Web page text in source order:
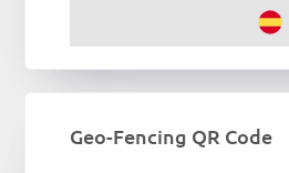
Geo-Fencing QR Code